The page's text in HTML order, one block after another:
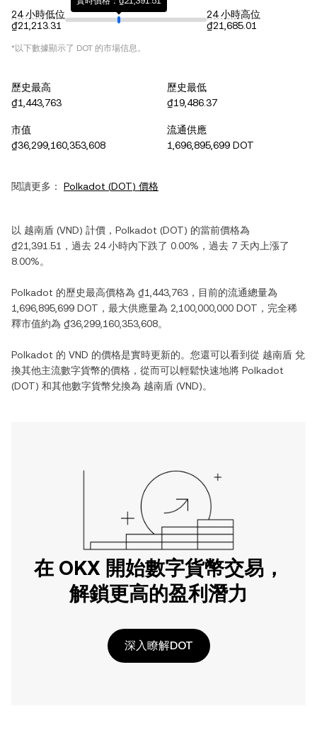
24 小時低位
₫21,213.31
24 小時高位
₫21,685.01
*以下數據顯示了 DOT 的市場信息。
歷史最高
₫1,443,763
歷史最低
₫19,486.37
市值
₫36,299,160,353,608
流通供應
1,696,895,699 DOT
閱讀更多： Polkadot (DOT) 價格
以 越南盾 (VND) 計價， Polkadot (DOT) 的當前價格為
₫21,391.51 ，過去 24 小時內下跌了 0.00% ，過去 7 天內 上漲了
8.00%。
Polkadot 的歷史最高價格為 ₫1,443,763 ，目前的流通總量為
1,696,895,699 DOT ，最大供應量為 2,100,000,000 DOT ，完全稀
釋市值約為 ₫36,299,160,353,608。
Polkadot 的 VND 的價格是實時更新的。您還可以看到從 越南盾 兌
換其他主流數字貨幣的價格，從而可以輕鬆快速地將 Polkadot
(DOT) 和其他數字貨幣兌換為 越南盾 (VND)。
在 OKX 開始數字貨幣交易，
解鎖更高的盈利潛力
深入瞭解DOT